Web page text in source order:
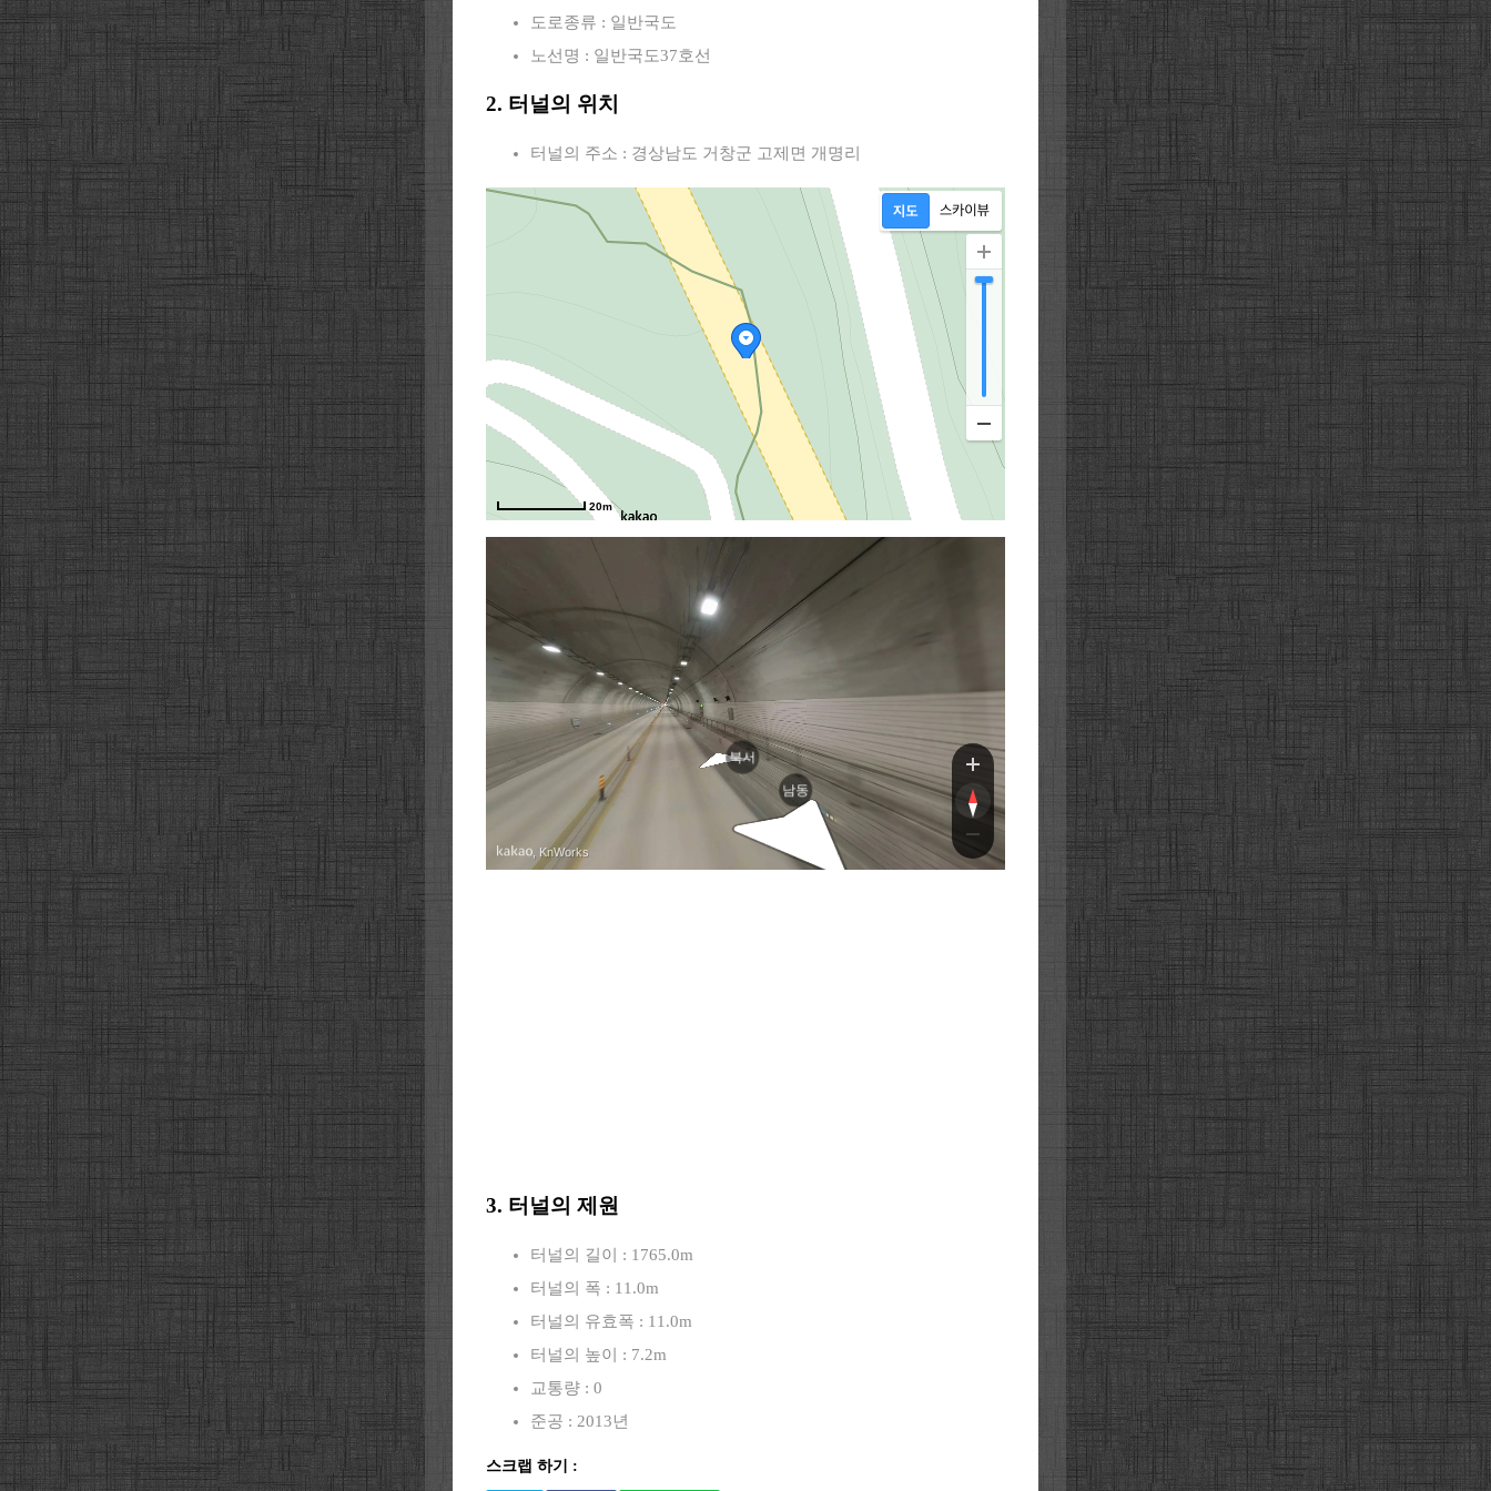
도로종류 : 일반국도
노선명 : 일반국도37호선
2. 터널의 위치
터널의 주소 : 경상남도 거창군 고제면 개명리
20m
북서
남동
, KnWorks
3. 터널의 제원
터널의 길이 : 1765.0m
터널의 폭 : 11.0m
터널의 유효폭 : 11.0m
터널의 높이 : 7.2m
교통량 : 0
준공 : 2013년
스크랩 하기 :